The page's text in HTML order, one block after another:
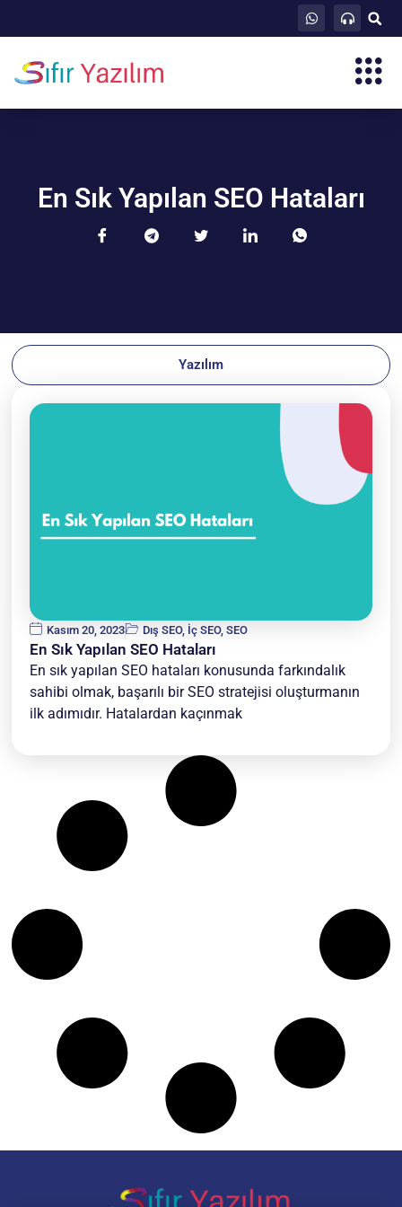
En Sık Yapılan SEO Hataları
Yazılım
Kasım 20, 2023 Dış SEO, İç SEO,SEO
En Sık Yapılan SEO Hataları
En sık yapılan SEO hataları konusunda farkındalık
sahibi olmak, başarılı bir SEO stratejisi oluşturmanın
ilk adımıdır. Hatalardan kaçınmak